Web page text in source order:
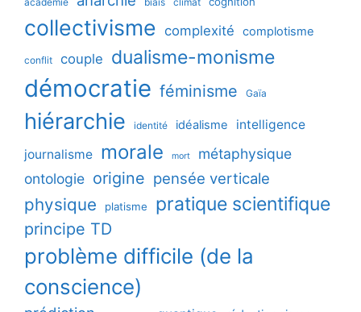
collectivisme complexité complotisme
conflit couple dualisme-monisme
démocratie féminisme Gaïa
hiérarchie identité idéalisme
intelligence
journalisme morale mort
métaphysique
ontologie origine pensée verticale
physique platisme pratique scientifique
principe TD
problème difficile (de la
conscience)